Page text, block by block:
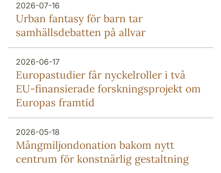
2026-07-16
Urban fantasy för barn tar
samhällsdebatten på allvar
2026-06-17
Europa­studier får nyckel­roller i två
EU-finansierade forsknings­projekt om
Europas framtid
2026-05-18
Mång­miljon­donation bakom nytt
centrum för konstnärlig gestaltning